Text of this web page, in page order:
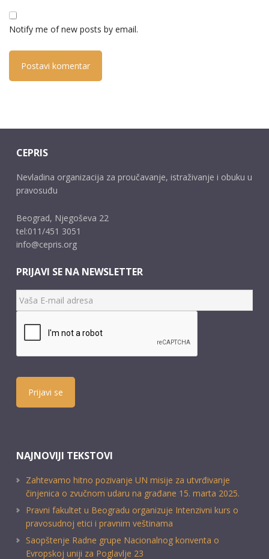
Notify me of new posts by email.
CEPRIS
Nevladina organizacija za proučavanje, istraživanje i obuku u
pravosuđu
Beograd, Njegoševa 22
tel:011/451 3051
info@cepris.org
PRIJAVI SE NA NEWSLETTER
Prijavi se
NAJNOVIJI TEKSTOVI
Zahtevamo hitno pozivanje UN misije za utvrđivanje
činjenica o zvučnom udaru na građane 15. marta 2025.
Pravni fakultet u Beogradu organizuje Intenzivni kurs o
pravosudnoj etici i pravnim veštinama
Saopštenje Radne grupe Nacionalnog konventa o
Evropskoj uniji za Poglavlje 23